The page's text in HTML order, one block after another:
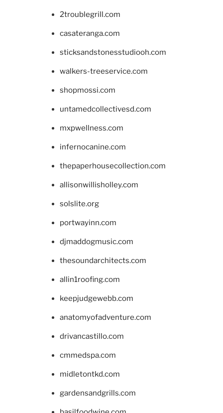
2troublegrill.com
casateranga.com
sticksandstonesstudiooh.com
walkers-treeservice.com
shopmossi.com
untamedcollectivesd.com
mxpwellness.com
infernocanine.com
thepaperhousecollection.com
allisonwillisholley.com
solslite.org
portwayinn.com
djmaddogmusic.com
thesoundarchitects.com
allin1roofing.com
keepjudgewebb.com
anatomyofadventure.com
drivancastillo.com
cmmedspa.com
midletontkd.com
gardensandgrills.com